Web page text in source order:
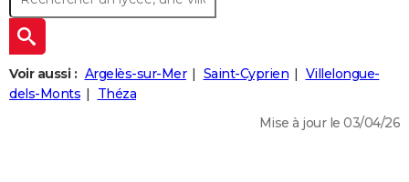
Forum
Aménagement intérieur
Extérieur
Cuisine
Salle de bains
Jardinage
Rangement
+WEEK-END
Guides de France
Escapades
Patrimoine
Expositions
Musées
Week-end nature
+
LIFESTYLE
Art de vivre
Bien-être
Loisirs
Mode
Modes de vie
+SANTE
Voir aussi : Argelès-sur-Mer Saint-Cyprien
Villelongue-
dels-Monts
Théza
Mise à jour le 03/04/26